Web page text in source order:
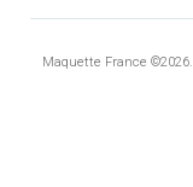
Maquette France ©2026.